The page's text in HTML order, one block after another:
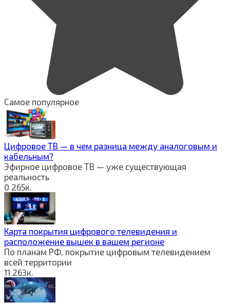
Самое популярное
Цифровое ТВ — в чем разница между аналоговым и
кабельным?
Эфирное цифровое ТВ — уже существующая
реальность
0 265к.
Карта покрытия цифрового телевидения и
расположение вышек в вашем регионе
По планам РФ, покрытие цифровым телевидением
всей территории
11 263к.